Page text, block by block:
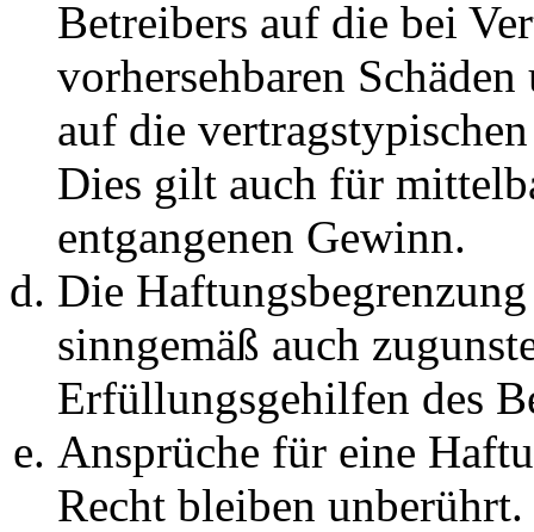
Betreibers auf die bei
vorhersehbaren
auf die
Dies gilt auch für
entgangenen Gewinn.
Die
sinngemäß auch
Erfüllungsgehilfen des
Ansprüche für eine
Recht bleiben unberührt.